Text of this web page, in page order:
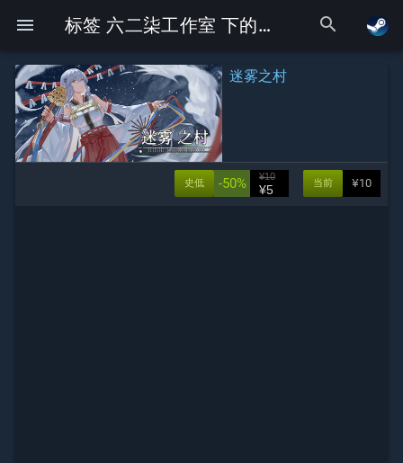
menu 标签 六二柒工作室 下的Galgame search
迷雾之村
¥10
当前
-50% ¥10
¥5
史低